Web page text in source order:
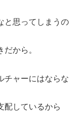
と思ってしまうの
から。
チャーにはならな
配しているから